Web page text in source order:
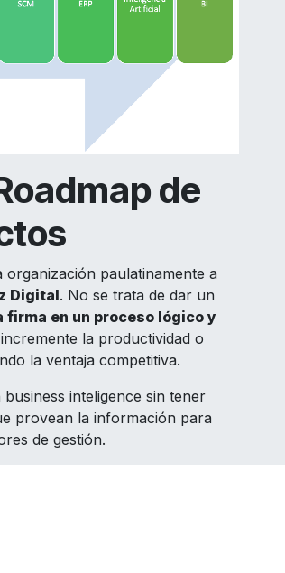
de
organización paulatinamente a
Digital. No se trata de dar un
firma en un proceso lógico y
la productividad o
la ventaja competitiva.
inteligence sin tener
provean la información para
de gestión.